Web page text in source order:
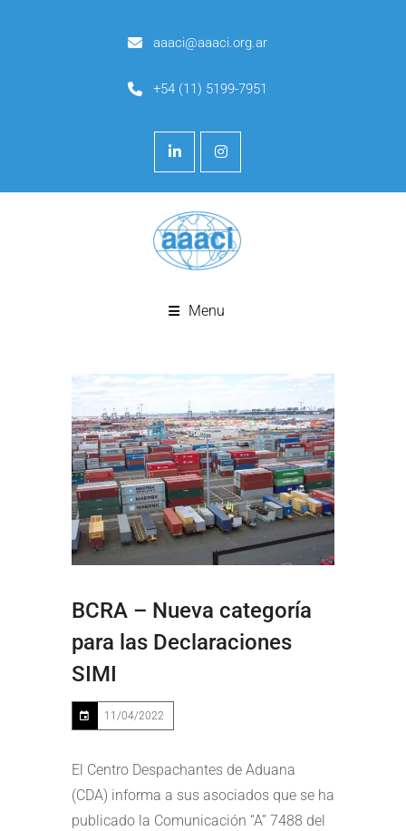
aaaci@aaaci.org.ar
+54 (11) 5199-7951
Menu
BCRA – Nueva categoría
para las Declaraciones
SIMI
11/04/2022
El Centro Despachantes de Aduana
(CDA) informa a sus asociados que se ha
publicado la Comunicación “A” 7488 del